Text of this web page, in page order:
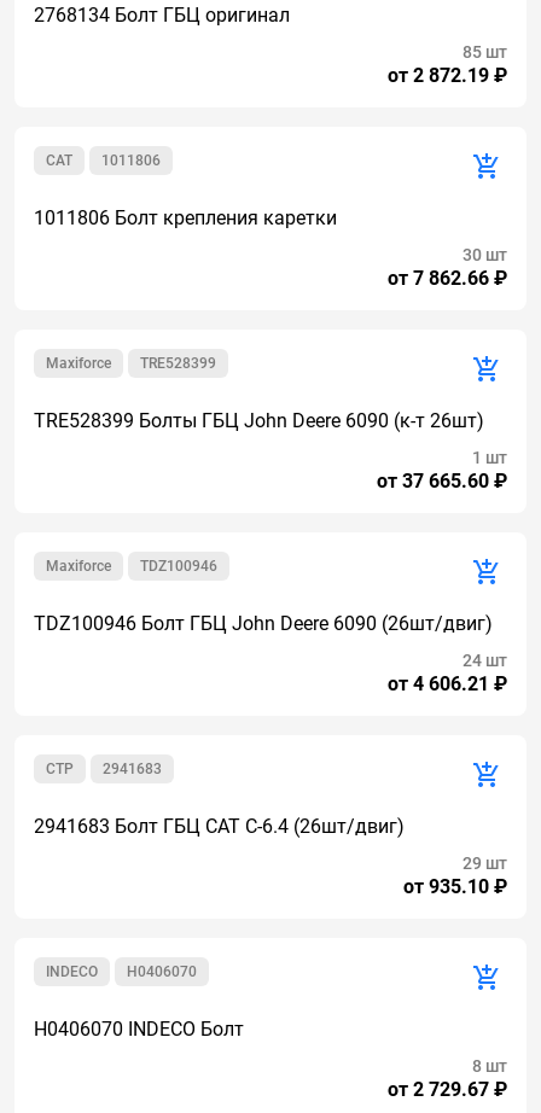
2768134 Болт ГБЦ оригинал
от 2 872.19 ₽
85 шт
1011806
CAT
1011806 Болт крепления каретки
от 7 862.66 ₽
30 шт
TRE528399
Maxiforce
TRE528399 Болты ГБЦ John Deere 6090 (к-т 26шт)
от 37 665.60 ₽
1 шт
TDZ100946
Maxiforce
TDZ100946 Болт ГБЦ John Deere 6090 (26шт/двиг)
от 4 606.21 ₽
24 шт
2941683
CTP
2941683 Болт ГБЦ CAT C-6.4 (26шт/двиг)
от 935.10 ₽
29 шт
H0406070
INDECO
H0406070 INDECO Болт
от 2 729.67 ₽
8 шт